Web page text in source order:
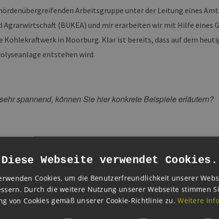
Arbeitsgruppe unter der Leitung eines
Agrarwirtschaft (BUKEA) und mir erarbeiten wir mit Hilfe eines
in Moorburg. Klar ist bereits, dass auf dem
entstehen wird.
spannend, können Sie hier konkrete Beispiele erläutern?
IPCEI-Förderprojekte wurde ja bereits sehr viel in den
des EEHH-Clusters. Die Stabsstelle betreut und begleitet auf
gesamten komplexen Prozess.
von der Stabsstelle initiiertes und begleitetes, überregional
Nord (Innovations- und Technologiezentrum
Diese Webseite verwendet Cookies.
Cookies, um die Benutzerfreundlichkeit unserer
Durch die weitere Nutzung unserer Webseite stimmen
von Cookies gemäß unserer Cookie-Richtlinie zu. Weitere